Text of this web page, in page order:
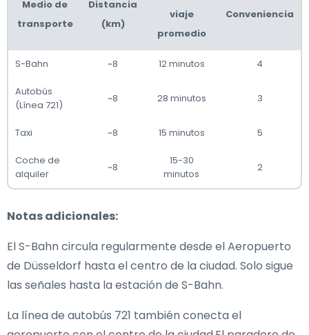
Medio de
transporte
Distancia
(km)
viaje
promedio
Conveniencia
S-Bahn ~8 12 minutos 4
Autobús
(Línea 721)
~8 28 minutos 3
Taxi ~8 15 minutos 5
Coche de
alquiler
~8
15-30
minutos
2
Notas adicionales:
El S-Bahn circula regularmente desde el Aeropuerto
de Düsseldorf hasta el centro de la ciudad. Solo sigue
las señales hasta la estación de S-Bahn.
La línea de autobús 721 también conecta el